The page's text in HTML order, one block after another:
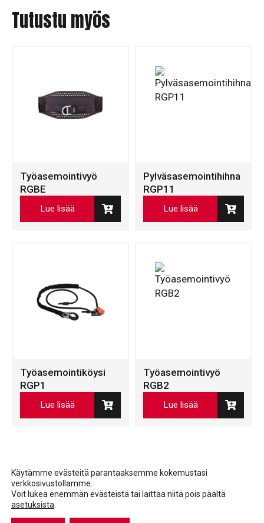
Tutustu myös
Työasemointivyö
RGBE
Lue lisää
Pylväsasemointihihna
RGP11
Lue lisää
Työasemointiköysi
RGP1
Lue lisää
Työasemointivyö
RGB2
Lue lisää
Käytämme evästeitä parantaaksemme kokemustasi
verkkosivustollamme.
Voit lukea enemmän evästeistä tai laittaa niitä pois päältä
asetuksista